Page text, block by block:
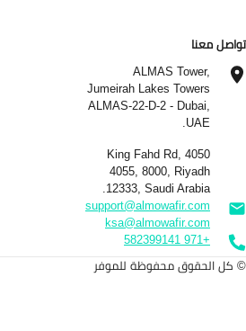
معنا
ALMAS Tower,
Jumeirah Lakes Towers
ALMAS-22-D-2 - Dubai,
UAE.
4050 King Fahd Rd,
4055, 8000, Riyadh
12333, Saudi Arabia.
support@almowafir.com
ksa@almowafir.com
الحقوق محفوظة للموفر